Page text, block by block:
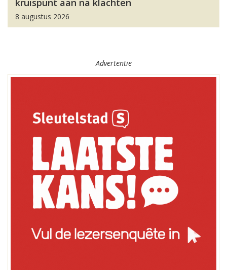
kruispunt aan na klachten
8 augustus 2026
Advertentie